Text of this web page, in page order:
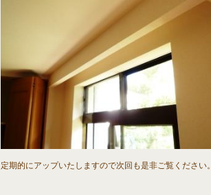
定期的にアップいたしますので次回も是非ご覧ください。